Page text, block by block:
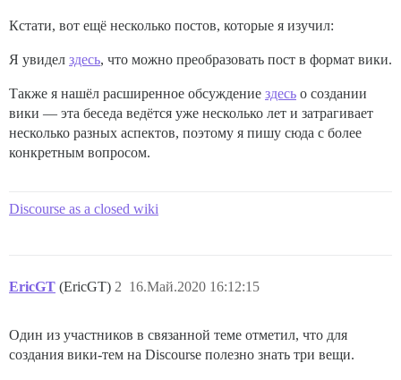
Кстати, вот ещё несколько постов, которые я изучил:
Я увидел здесь, что можно преобразовать пост в формат вики.
Также я нашёл расширенное обсуждение здесь о создании
вики — эта беседа ведётся уже несколько лет и затрагивает
несколько разных аспектов, поэтому я пишу сюда с более
конкретным вопросом.
Discourse as a closed wiki
EricGT (EricGT) 16.Май.2020 16:12:15
2
Один из участников в связанной теме отметил, что для
создания вики-тем на Discourse полезно знать три вещи.